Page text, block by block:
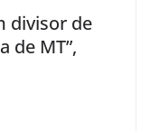
divisor de
de MT”,